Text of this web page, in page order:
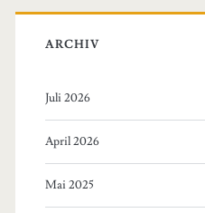
ARCHIV
Juli 2026
April 2026
Mai 2025